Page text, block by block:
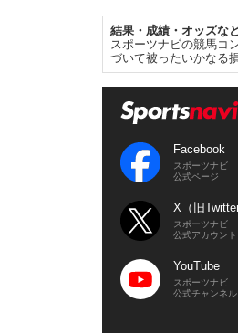
結果・成績・オッズな
スポーツナビの競馬コ
づいて被ったいかなる
Facebook
スポーツナビ
公式ページ
X（旧Twitter
スポーツナビ
公式アカウント
YouTube
スポーツナビ
公式チャンネル